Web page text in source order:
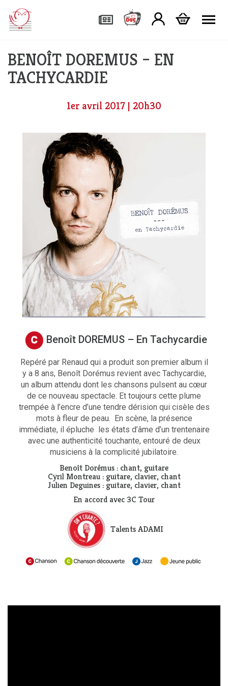
BENOÎT DOREMUS – EN
TACHYCARDIE
1er avril 2017 | 20h30
Benoît DOREMUS – En Tachycardie
Repéré par Renaud qui a produit son premier album il
y a 8 ans, Benoît Dorémus revient avec Tachycardie,
un album attendu dont les chansons pulsent au cœur
de ce nouveau spectacle. Et toujours cette plume
trempée à l’encre d’une tendre dérision qui cisèle des
mots à fleur de peau. En scène, la présence
immédiate, il épluche les états d’âme d’un trentenaire
avec une authenticité touchante, entouré de deux
musiciens à la complicité jubilatoire.
Benoît Dorémus : chant, guitare
Cyril Montreau : guitare, clavier, chant
Julien Deguines : guitare, clavier, chant
En accord avec 3C Tour
Talents ADAMI